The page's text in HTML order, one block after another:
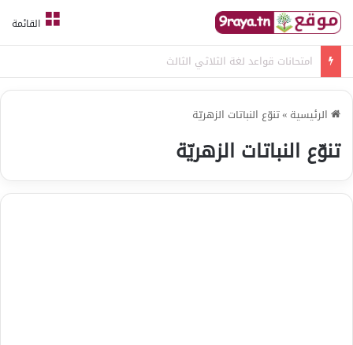
القائمة
امتحانات قواعد لغة الثلاثي الثالث
الرئيسية »تنوّع النباتات الزهريّة
تنوّع النباتات الزهريّة